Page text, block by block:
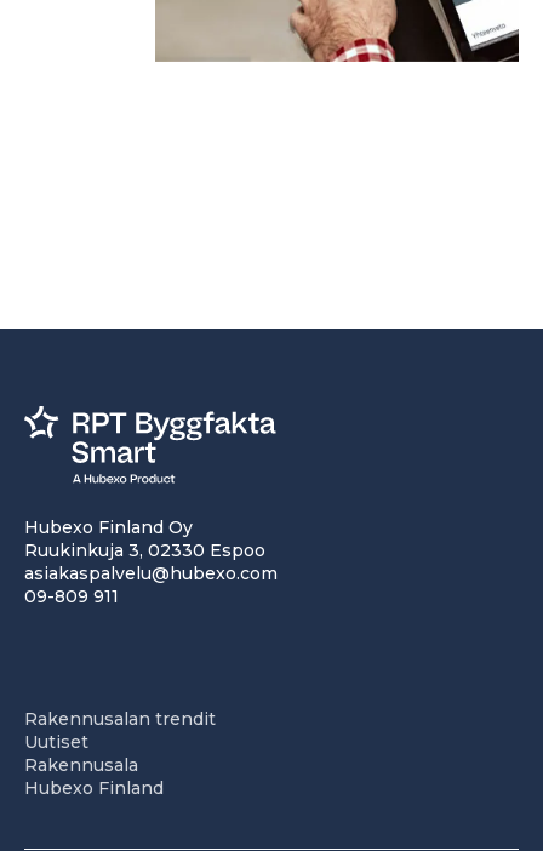
Hubexo Finland Oy
Ruukinkuja 3, 02330 Espoo
asiakaspalvelu@hubexo.com
09-809 911
Rakennusalan trendit
Uutiset
Rakennusala
Hubexo Finland